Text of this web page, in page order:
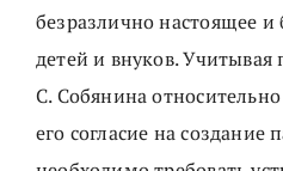
безразлично настоящее и
детей и внуков.
С. Собянина
его согласие на создание